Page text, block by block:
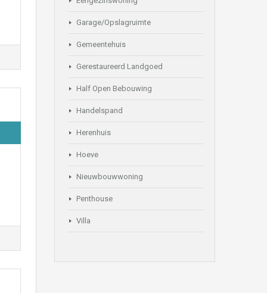
Garage/Opslagruimte
Gemeentehuis
Gerestaureerd Landgoed
Half Open Bebouwing
Handelspand
Herenhuis
Hoeve
Nieuwbouwwoning
Penthouse
Villa